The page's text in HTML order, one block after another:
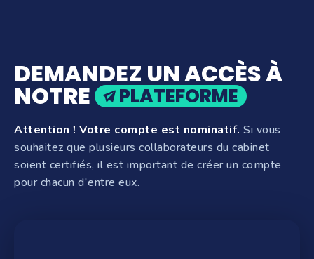
DEMANDEZ UN ACCÈS À
NOTRE PLATEFORME
Attention ! Votre compte est nominatif. Si vous
souhaitez que plusieurs collaborateurs du cabinet
soient certifiés, il est important de créer un compte
pour chacun d'entre eux.